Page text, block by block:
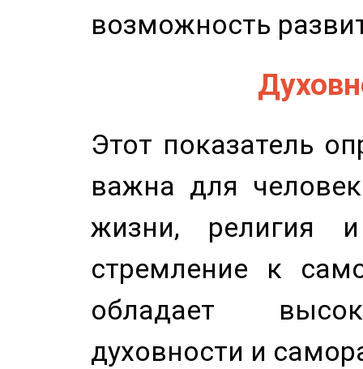
возможность
Этот показатель
важна для
жизни, религия
стремление к
обладает
духовности и